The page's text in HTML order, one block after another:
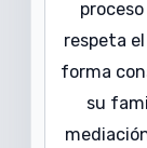
respeta
forma
su